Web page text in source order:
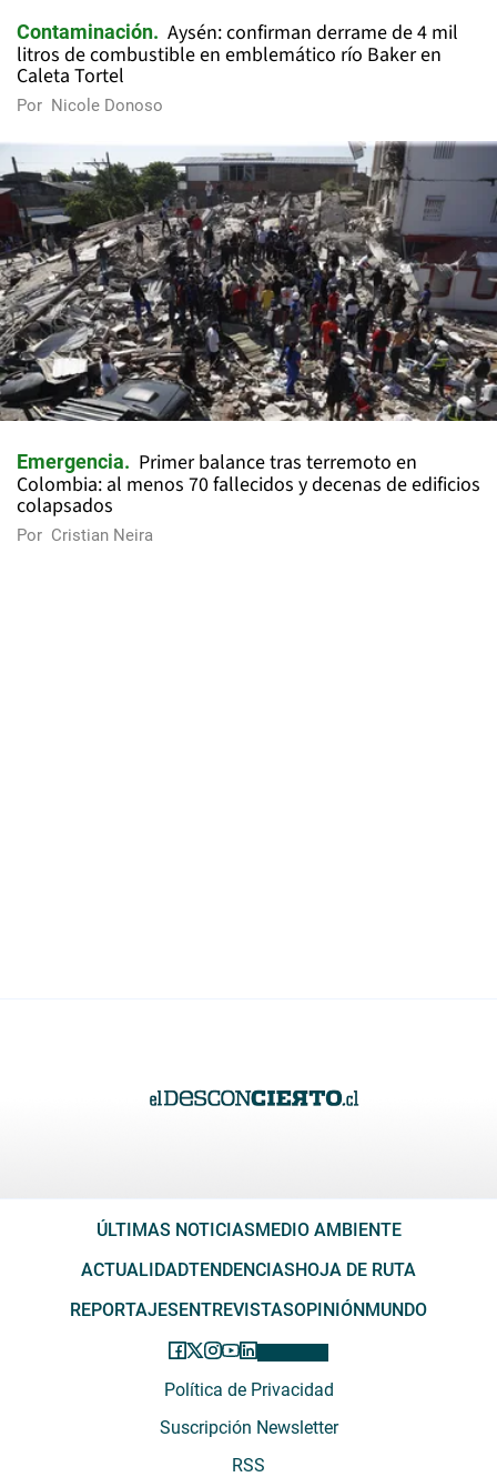
Contaminación
Aysén: confirman derrame de 4 mil
litros de combustible en emblemático río Baker en
Caleta Tortel
Por Nicole Donoso
Emergencia
Primer balance tras terremoto en
Colombia: al menos 70 fallecidos y decenas de edificios
colapsados
Por Cristian Neira
ÚLTIMAS NOTICIASMEDIO AMBIENTE
ACTUALIDADTENDENCIASHOJA DE RUTA
REPORTAJESENTREVISTASOPINIÓNMUNDO
Política de Privacidad
Suscripción Newsletter
RSS